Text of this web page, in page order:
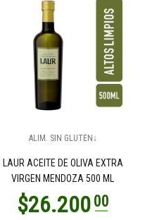
ALIM. SIN GLUTEN↓
LAUR ACEITE DE OLIVA EXTRA
VIRGEN MENDOZA 500 ML